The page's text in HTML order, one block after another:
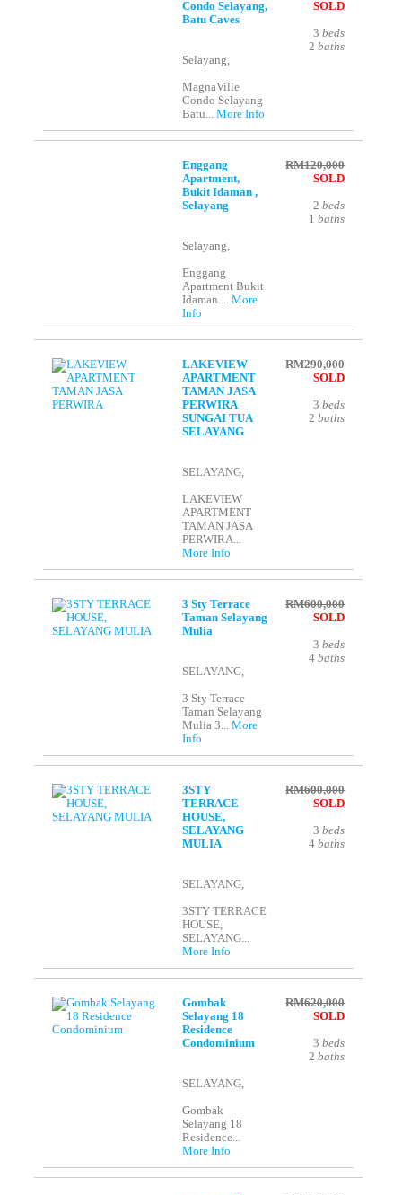
Condo Selayang,
Batu Caves
Selayang,
MagnaVille
Condo Selayang
Batu...More Info
SOLD
3 beds
2 baths
Enggang
Apartment,
Bukit Idaman ,
Selayang
Selayang,
Enggang
Apartment Bukit
Idaman ...More
Info
RM120,000
SOLD
2 beds
1 baths
LAKEVIEW
APARTMENT
TAMAN JASA
PERWIRA
SUNGAI TUA
SELAYANG
SELAYANG,
LAKEVIEW
APARTMENT
TAMAN JASA
PERWIRA...
More Info
RM290,000
SOLD
3 beds
2 baths
3 Sty Terrace
Taman Selayang
Mulia
SELAYANG,
3 Sty Terrace
Taman Selayang
Mulia 3...More
Info
RM600,000
SOLD
3 beds
4 baths
3STY
TERRACE
HOUSE,
SELAYANG
MULIA
SELAYANG,
3STY TERRACE
HOUSE,
SELAYANG...
More Info
RM600,000
SOLD
3 beds
4 baths
Gombak
Selayang 18
Residence
Condominium
SELAYANG,
Gombak
Selayang 18
Residence...
More Info
RM620,000
SOLD
3 beds
2 baths